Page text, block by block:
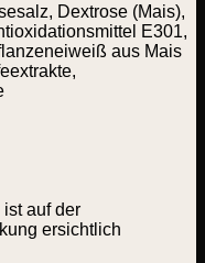
Dextrose (Mais),
E301,
aus Mais
ist auf der
ersichtlich